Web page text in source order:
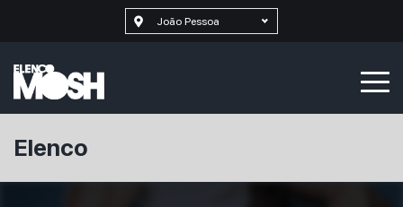
João Pessoa
Elenco